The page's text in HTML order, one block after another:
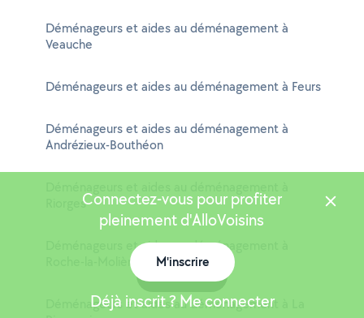
Déménageurs et aides au déménagement à
Veauche
Déménageurs et aides au déménagement à Feurs
Déménageurs et aides au déménagement à
Andrézieux-Bouthéon
Riorges
Déménageurs et aides au déménagement à
Roche-la-Molière
Déménageurs et aides au déménagement à La
Connectez-vous pour profiter
pleinement d'AlloVoisins
M'inscrire
Déjà inscrit ? Me connecter